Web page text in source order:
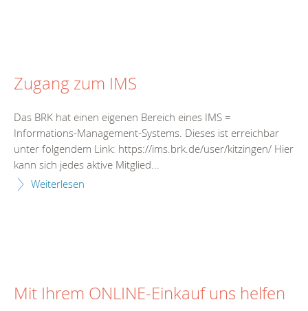
Zugang zum IMS
Das BRK hat einen eigenen Bereich eines IMS =
Informations-Management-Systems. Dieses ist erreichbar
unter folgendem Link: https://ims.brk.de/user/kitzingen/ Hier
kann sich jedes aktive Mitglied...
Weiterlesen
Mit Ihrem ONLINE-Einkauf uns helfen